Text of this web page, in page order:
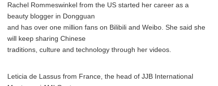
Rachel Rommeswinkel from the US started her career as a
beauty blogger in Dongguan
and has over one million fans on Bilibili and Weibo. She said she
will keep sharing Chinese
traditions, culture and technology through her videos.
Leticia de Lassus from France, the head of JJB International